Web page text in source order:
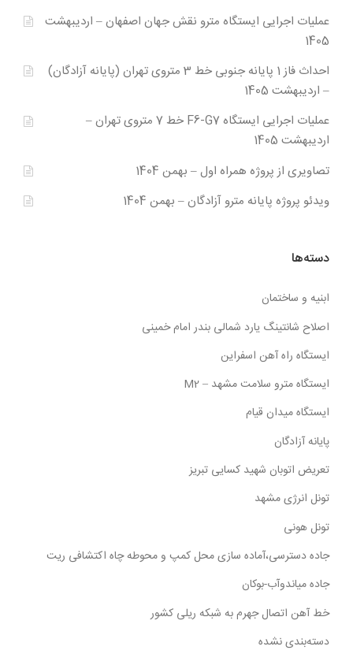
عملیات اجرایی ایستگاه مترو نقش جهان اصفهان – اردیبهشت
1405
احداث فاز 1 پایانه جنوبی خط 3 متروی تهران (پایانه آزادگان)
– اردیبهشت 1405
عملیات اجرایی ایستگاه F6-G7 خط 7 متروی تهران –
اردیبهشت 1405
تصاویری از پروژه همراه اول – بهمن 1404
ویدئو پروژه پایانه مترو آزادگان – بهمن 1404
دسته‌ها
ابنیه و ساختمان
اصلاح شانتینگ یارد شمالی بندر امام خمینی
ایستگاه راه آهن اسفراین
ایستگاه مترو سلامت مشهد – M2
ایستگاه میدان قیام
پایانه آزادگان
تعریض اتوبان شهید کسایی تبریز
تونل انرژی مشهد
تونل هونی
جاده دسترسی،آماده سازی محل کمپ و محوطه چاه اکتشافی ریت
جاده میاندوآب-بوکان
خط آهن اتصال جهرم به شبکه ریلی کشور
دسته‌بندی نشده